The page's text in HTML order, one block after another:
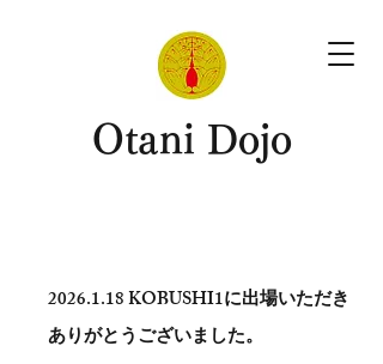
​Otani Dojo
2026.1.18KOBUSHI1に出場いただき
ありがとう​ございました。